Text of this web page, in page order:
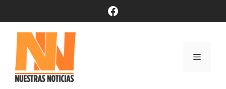
contenido
Facebook
Menú